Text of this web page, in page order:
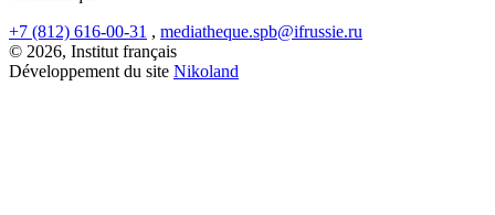
+7 (812) 616-00-31 , mediatheque.spb@ifrussie.ru
© 2026, Institut français
Développement du site Nikoland